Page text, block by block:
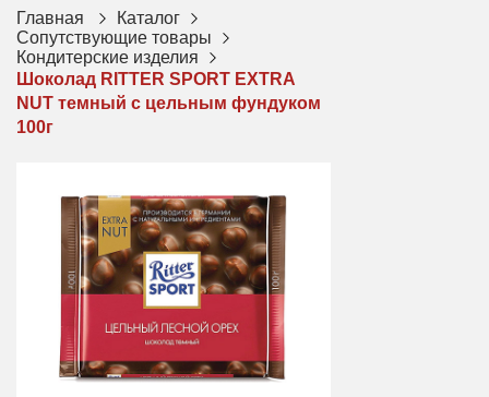
Главная
Каталог
Сопутствующие товары
Кондитерские изделия
Шоколад RITTER SPORT EXTRA
NUT темный с цельным фундуком
100г